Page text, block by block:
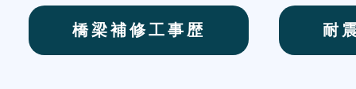
橋梁補修工事歴 耐